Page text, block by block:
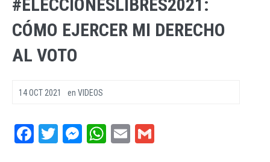
#ELECCIONESLIBRES2021:
CÓMO EJERCER MI DERECHO
AL VOTO
14 OCT 2021 en VIDEOS
Facebook
TwitterMessenger
WhatsApp
Email